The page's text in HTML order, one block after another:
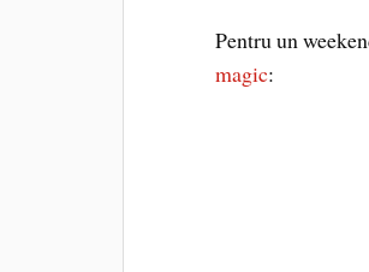
Pentru un
magic: